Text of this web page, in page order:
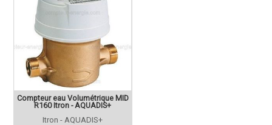
Compteur eau Volumétrique MID
R160 Itron - AQUADIS+
Itron - AQUADIS+